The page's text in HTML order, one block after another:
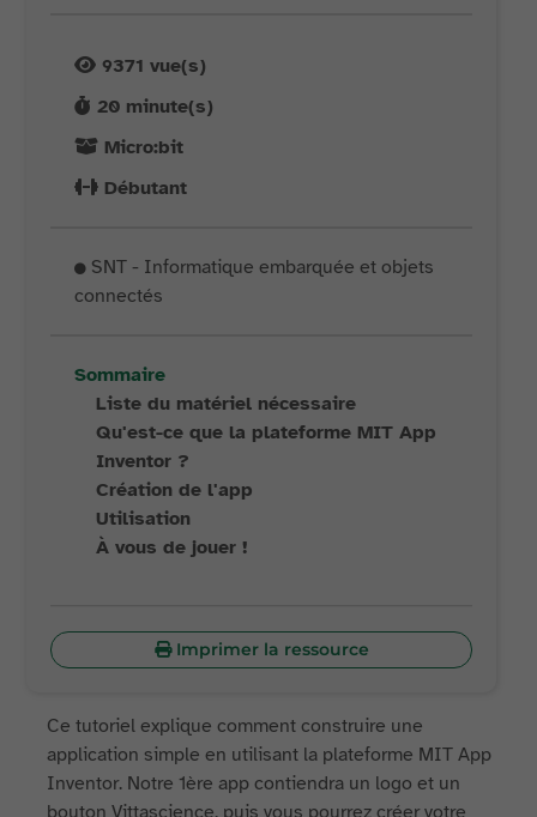
9371 vue(s)
20 minute(s)
Micro:bit
Débutant
SNT - Informatique embarquée et objets
connectés
Sommaire
Liste du matériel nécessaire
Qu'est-ce que la plateforme MIT App
Inventor ?
Création de l'app
Utilisation
À vous de jouer !
Imprimer la ressource
Ce tutoriel explique comment construire une
application simple en utilisant la plateforme MIT App
Inventor. Notre 1ère app contiendra un logo et un
bouton Vittascience, puis vous pourrez créer votre